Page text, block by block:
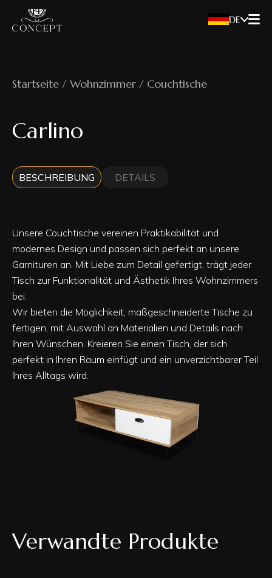
DE
Startseite / Wohnzimmer / Couchtische
Carlino
BESCHREIBUNG DETAILS
Unsere Couchtische vereinen Praktikabilität und
modernes Design und passen sich perfekt an unsere
Garnituren an. Mit Liebe zum Detail gefertigt, trägt jeder
Tisch zur Funktionalität und Ästhetik Ihres Wohnzimmers
bei.
Wir bieten die Möglichkeit, maßgeschneiderte Tische zu
fertigen, mit Auswahl an Materialien und Details nach
Ihren Wünschen. Kreieren Sie einen Tisch, der sich
perfekt in Ihren Raum einfügt und ein unverzichtbarer Teil
Ihres Alltags wird.
Verwandte Produkte